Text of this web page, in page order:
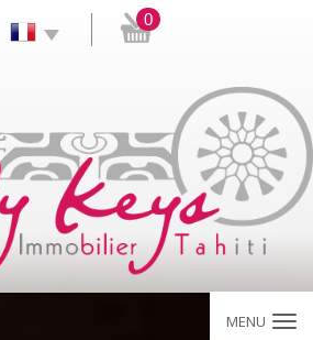
0
MENU